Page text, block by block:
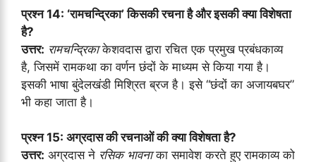
प्रश्न 14: ‘रामचन्द्रिका’ किसकी रचना है और इसकी क्या विशेषता
है?
उत्तर: रामचन्द्रिकाकेशवदास द्वारा रचित एक प्रमुख प्रबंधकाव्य
है, जिसमें रामकथा का वर्णन छंदों के माध्यम से किया गया है।
इसकी भाषा बुंदेलखंडी मिश्रित ब्रज है। इसे “छंदों का अजायबघर”
भी कहा जाता है।
प्रश्न 15: अग्रदास की रचनाओं की क्या विशेषता है?
उत्तर: अग्रदास ने रसिक भावनाका समावेश करते हुए रामकाव्य को